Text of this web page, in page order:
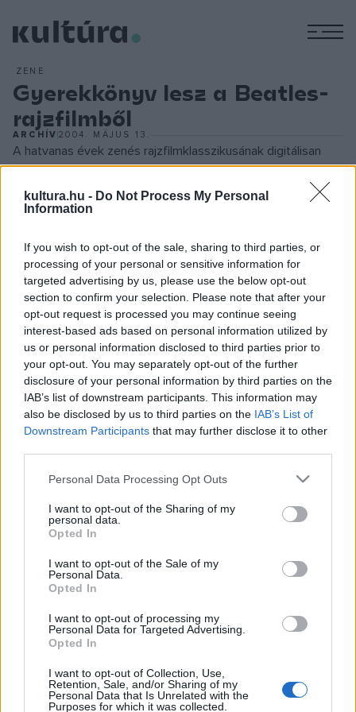
kultura.hu - Do Not Process My Personal
Information
If you wish to opt-out of the sale, sharing to third parties, or
processing of your personal or sensitive information for
targeted advertising by us, please use the below opt-out
section to confirm your selection. Please note that after your
opt-out request is processed you may continue seeing
interest-based ads based on personal information utilized by
us or personal information disclosed to third parties prior to
your opt-out. You may separately opt-out of the further
disclosure of your personal information by third parties on the
IAB’s list of downstream participants. This information may
also be disclosed by us to third parties on the IAB’s List of
Downstream Participants that may further disclose it to other
Please note that this website/app uses one or more Google
not limited to your visit or usage behaviour. You may click to
grant or deny consent to Google and its third-party tags to
use your data for below specified purposes in below Google
consent section.
Personal Data Processing Opt Outs
I want to opt-out of the Sharing of my
personal data.
Opted In
I want to opt-out of the Sale of my
Personal Data.
Opted In
I want to opt-out of processing my
Personal Data for Targeted Advertising.
Opted In
I want to opt-out of Collection, Use,
Retention, Sale, and/or Sharing of my
Personal Data that Is Unrelated with the
Purposes for which it was collected.
ZENE
Gyerekkönyv lesz a Beatles-
rajzfilmből
ARCHÍV2004. MÁJUS 13.
A hatvanas évek zenés rajzfilmklasszikusának digitálisan
ösztönözte a Beatles cégét, az Apple-t arra, hogy a Walker
Books könyvkiadóval összefogva belekezdjen az új
projektbe. " A sárga tengeralattjáró
a hatvanas években
készült pszichedelikus film, de a varázsa időtlen és túlmutat
az évtizedeken - különösen, ami a gyerekeket illeti" -
nyilatkozta az Apple szóvivője.
Yellow Submarinecímű Beatles-dalt egyébként 1966-ban
adták ki, és rögtön a slágerlisták első helyezettje lett Nagy-
Britanniában, Ausztráliában, Kanadában, Németországban,
Hollandiában, Norvégiában, Új-Zélandon és Svédországban.
A dal ihlette a későbbi rajzfilmet, melyhez aztán kiadtak egy
nagyzenekari aláfestő zenéjével.
(www.nme.com)